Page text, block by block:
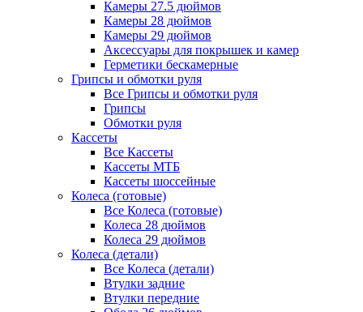
Камеры 27.5 дюймов
Камеры 28 дюймов
Камеры 29 дюймов
Аксессуары для покрышек и камер
Герметики бескамерные
Грипсы и обмотки руля
Все Грипсы и обмотки руля
Грипсы
Обмотки руля
Кассеты
Все Кассеты
Кассеты МТБ
Кассеты шоссейные
Колеса (готовые)
Все Колеса (готовые)
Колеса 28 дюймов
Колеса 29 дюймов
Колеса (детали)
Все Колеса (детали)
Втулки задние
Втулки передние